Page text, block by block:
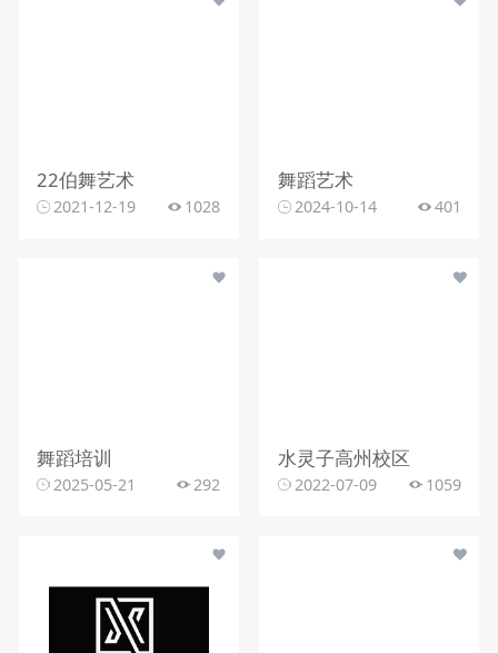
22伯舞艺术
2021-12-19 1028
舞蹈艺术
2024-10-14 401
舞蹈培训
2025-05-21 292
水灵子高州校区
2022-07-09 1059